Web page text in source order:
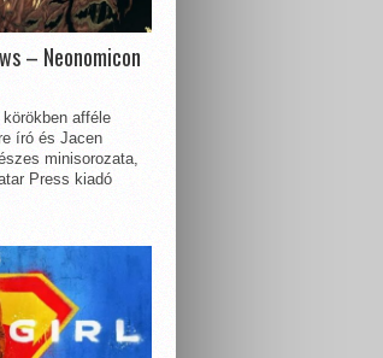
– Neonomicon
afféle
író és Jacen
minisorozata,
Press kiadó